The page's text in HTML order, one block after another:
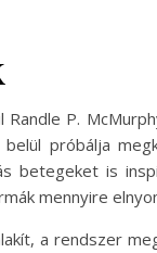
P.
próbálja
betegeket is
mennyire
a rendszer